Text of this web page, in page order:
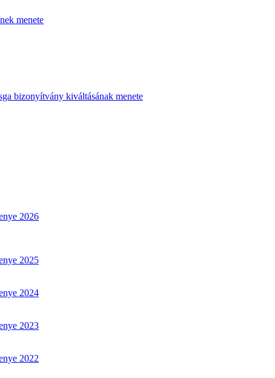
menete
bizonyítvány kiváltásának menete
2026
2025
2024
2023
2022